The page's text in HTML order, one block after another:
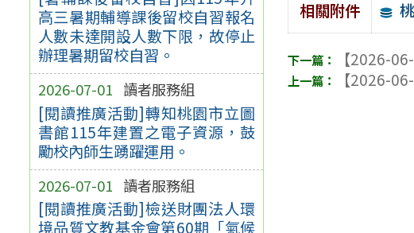
高三暑期輔導課後留校自習報名
人數未達開設人數下限，故停止
辦理暑期留校自習。
2026-07-01 讀者服務組
[閱讀推廣活動]轉知桃園市立圖
書館115年建置之電子資源，鼓
勵校內師生踴躍運用。
2026-07-01 讀者服務組
[閱讀推廣活動]檢送財團法人環
境品質文教基金會第60期「氣候
相關附件
【2026-06-
【2026-06-